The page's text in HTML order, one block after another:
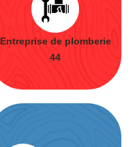
Entreprise de plomberie
44